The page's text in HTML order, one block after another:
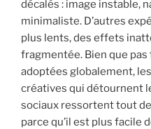
décalés : image instable,
minimaliste. D’autres
plus lents, des effets
fragmentée. Bien que
adoptées globalement,
créatives qui détournent
sociaux ressortent tout
parce qu’il est plus facile